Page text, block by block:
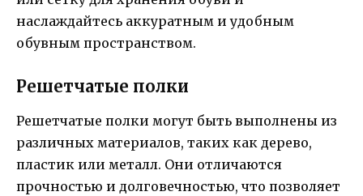
наслаждайтесь аккуратным и удобным
обувным пространством.
Решетчатые полки
Решетчатые полки могут быть выполнены из
различных материалов, таких как дерево,
пластик или металл. Они отличаются
прочностью и долговечностью, что позволяет